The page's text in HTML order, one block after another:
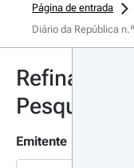
Página de entrada
Diário da República
Refinar
Pesquisa
Emitente